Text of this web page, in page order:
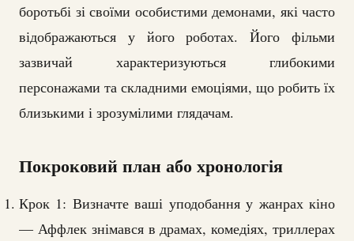
боротьбі зі своїми особистими демонами, які часто
відображаються у його роботах. Його фільми
зазвичай характеризуються глибокими
персонажами та складними емоціями, що робить їх
близькими і зрозумілими глядачам.
Покроковий план або хронологія
Крок 1: Визначте ваші уподобання у жанрах кіно
— Аффлек знімався в драмах, комедіях, триллерах